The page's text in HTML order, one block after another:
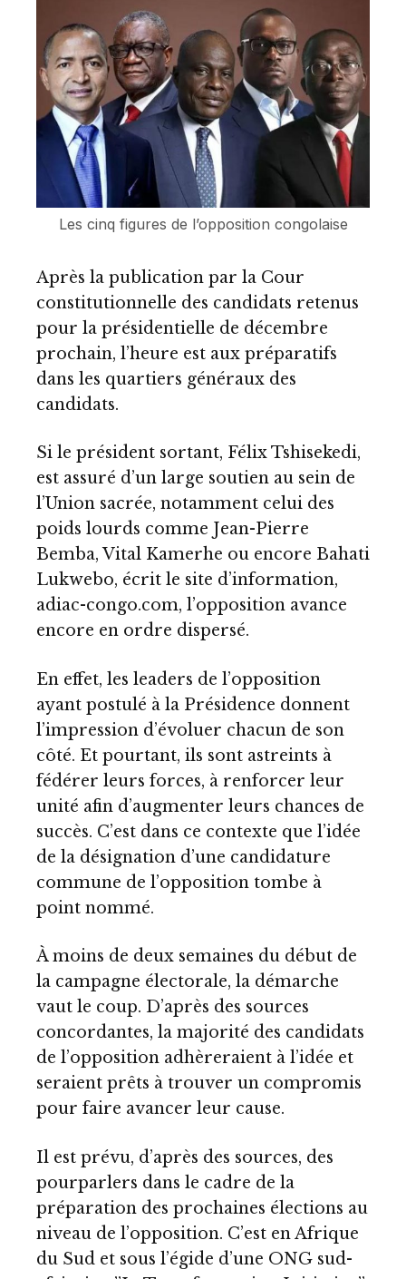
Les cinq figures de l’opposition congolaise
Après la publication par la Cour
constitutionnelle des candidats retenus
pour la présidentielle de décembre
prochain, l’heure est aux préparatifs
dans les quartiers généraux des
candidats.
Si le président sortant, Félix Tshisekedi,
est assuré d’un large soutien au sein de
l’Union sacrée, notamment celui des
poids lourds comme Jean-Pierre
Bemba, Vital Kamerhe ou encore Bahati
Lukwebo, écrit le site d’information,
adiac-congo.com, l’opposition avance
encore en ordre dispersé.
En effet, les leaders de l’opposition
ayant postulé à la Présidence donnent
l’impression d’évoluer chacun de son
côté. Et pourtant, ils sont astreints à
fédérer leurs forces, à renforcer leur
unité afin d’augmenter leurs chances de
succès. C’est dans ce contexte que l’idée
de la désignation d’une candidature
commune de l’opposition tombe à
point nommé.
À moins de deux semaines du début de
la campagne électorale, la démarche
vaut le coup. D’après des sources
concordantes, la majorité des candidats
de l’opposition adhèreraient à l’idée et
seraient prêts à trouver un compromis
pour faire avancer leur cause.
Il est prévu, d’après des sources, des
pourparlers dans le cadre de la
préparation des prochaines élections au
niveau de l’opposition. C’est en Afrique
du Sud et sous l’égide d’une ONG sud-